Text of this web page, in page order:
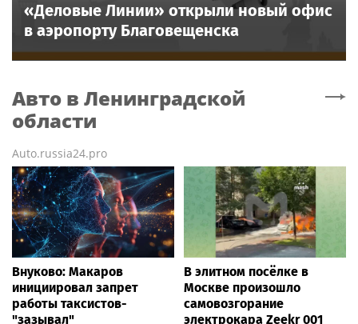
«Деловые Линии» открыли новый офис
в аэропорту Благовещенска
Авто в Ленинградской
области
Auto.russia24.pro
Внуково: Макаров
инициировал запрет
работы таксистов-
"зазывал"
В элитном посёлке в
Москве произошло
самовозгорание
электрокара Zeekr 001